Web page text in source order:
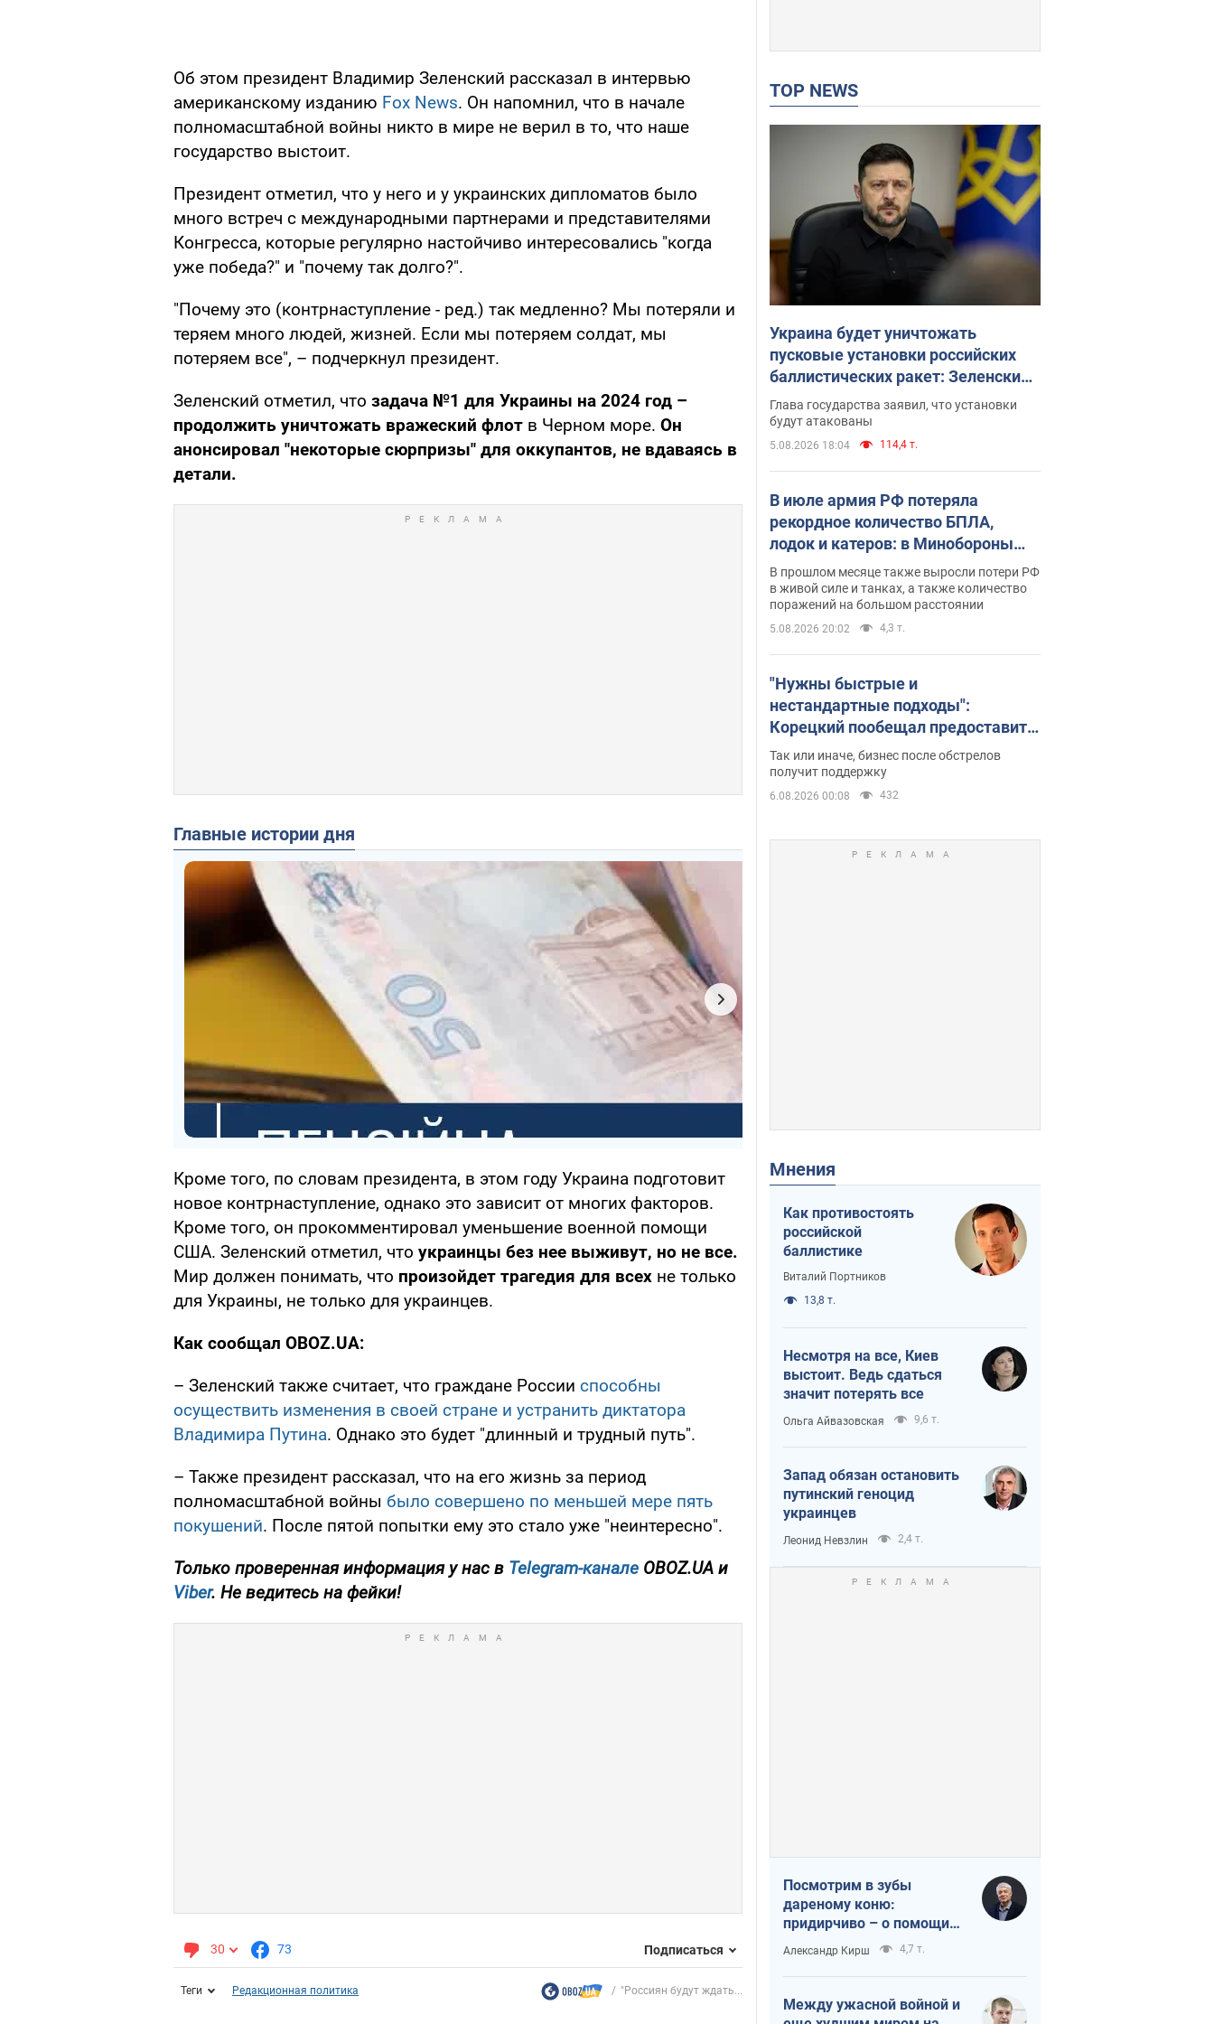
Об этом президент Владимир Зеленский рассказал в интервью
американскому изданию Fox News. Он напомнил, что в начале
полномасштабной войны никто в мире не верил в то, что наше
государство выстоит.
Президент отметил, что у него и у украинских дипломатов было
много встреч с международными партнерами и представителями
Конгресса, которые регулярно настойчиво интересовались "когда
уже победа?" и "почему так долго?".
"Почему это (контрнаступление - ред.) так медленно? Мы потеряли и
теряем много людей, жизней. Если мы потеряем солдат, мы
потеряем все", – подчеркнул президент.
Зеленский отметил, что задача №1 для Украины на 2024 год –
продолжить уничтожать вражеский флот в Черном море. Он
анонсировал "некоторые сюрпризы" для оккупантов, не вдаваясь в
детали.
Главные истории дня
Кроме того, по словам президента, в этом году Украина подготовит
новое контрнаступление, однако это зависит от многих факторов.
Кроме того, он прокомментировал уменьшение военной помощи
США. Зеленский отметил, что украинцы без нее выживут, но не все.
Мир должен понимать, что произойдет трагедия для всех не только
для Украины, не только для украинцев.
Как сообщал OBOZ.UA:
– Зеленский также считает, что граждане России способны
осуществить изменения в своей стране и устранить диктатора
Владимира Путина. Однако это будет "длинный и трудный путь".
– Также президент рассказал, что на его жизнь за период
полномасштабной войны было совершено по меньшей мере пять
покушений. После пятой попытки ему это стало уже "неинтересно".
Только проверенная информация у нас в Telegram-канале OBOZ.UA и
Viber. Не ведитесь на фейки!
30 73 Подписаться
Теги Редакционная политика "Россиян будут ждать...
TOP NEWS
Украина будет уничтожать
пусковые установки российских
баллистических ракет: Зеленский
провел заседание СНБО
Глава государства заявил, что установки
будут атакованы
5.08.2026 18:04 114,4 т.
В июле армия РФ потеряла
рекордное количество БПЛА,
лодок и катеров: в Минобороны
обнародовали статистику
В прошлом месяце также выросли потери РФ
в живой силе и танках, а также количество
поражений на большом расстоянии
5.08.2026 20:02 4,3 т.
"Нужны быстрые и
нестандартные подходы":
Корецкий пообещал предоставить
бизнесу приоритетный доступ к
имеющимся складским
помещениям
Так или иначе, бизнес после обстрелов
получит поддержку
6.08.2026 00:08 432
Мнения
Как противостоять
российской
баллистике
Виталий Портников
13,8 т.
Несмотря на все, Киев
выстоит. Ведь сдаться
значит потерять все
Ольга Айвазовская 9,6 т.
Запад обязан остановить
путинский геноцид
украинцев
Леонид Невзлин 2,4 т.
Посмотрим в зубы
дареному коню:
придирчиво – о помощи
Украине
Александр Кирш 4,7 т.
Между ужасной войной и